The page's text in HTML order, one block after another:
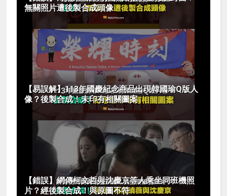
無關照片遭後製合成頭像
【易誤解】113年國慶紀念商品出現韓國瑜Q版人
像？後製合成！未印有相關圖案
【錯誤】網傳柯文哲與沈慶京等人乘坐同班機照
片？經後製合成！與原圖不符